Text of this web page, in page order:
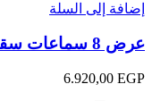
إضافة إلى السلة
عرض 8 سماعات سقف 6 وات بالفريم مع أمبليفاير قدرة 100 وات شاشة كاملة تاتش
6.920,00 EGP